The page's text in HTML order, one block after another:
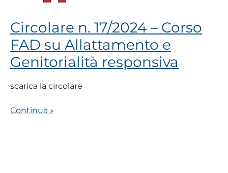
Circolare n. 17/2024 – Corso
FAD su Allattamento e
Genitorialità responsiva
scarica la circolare
e
Genitorialità
responsiva
Continua »